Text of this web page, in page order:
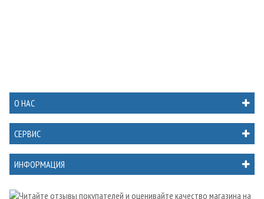
О НАС
СЕРВИС
ИНФОРМАЦИЯ